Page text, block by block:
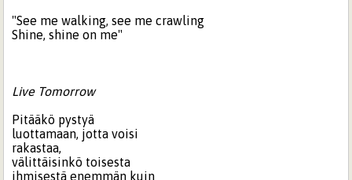
"See me walking, see me crawling
Shine, shine on me"
Live Tomorrow
Pitääkö pystyä
luottamaan, jotta voisi
rakastaa,
välittäisinkö toisesta
ihmisestä enemmän kuin